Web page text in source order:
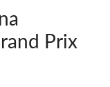
Prix